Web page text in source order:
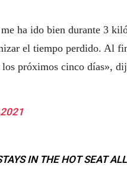
ha ido bien durante 3
el tiempo perdido. Al
próximos cinco días»,
IN THE HOT SEAT